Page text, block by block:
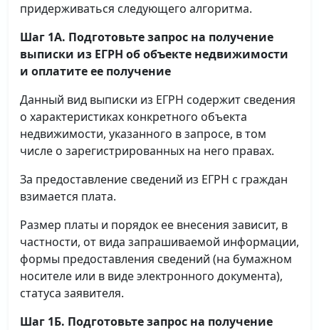
придерживаться следующего алгоритма.
Шаг 1А. Подготовьте запрос на получение
выписки из ЕГРН об объекте недвижимости
и оплатите ее получение
Данный вид выписки из ЕГРН содержит сведения
о характеристиках конкретного объекта
недвижимости, указанного в запросе, в том
числе о зарегистрированных на него правах.
За предоставление сведений из ЕГРН с граждан
взимается плата.
Размер платы и порядок ее внесения зависит, в
частности, от вида запрашиваемой информации,
формы предоставления сведений (на бумажном
носителе или в виде электронного документа),
статуса заявителя.
Шаг 1Б. Подготовьте запрос на получение